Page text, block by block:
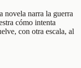
novela narra la guerra
cómo intenta
con otra escala, al